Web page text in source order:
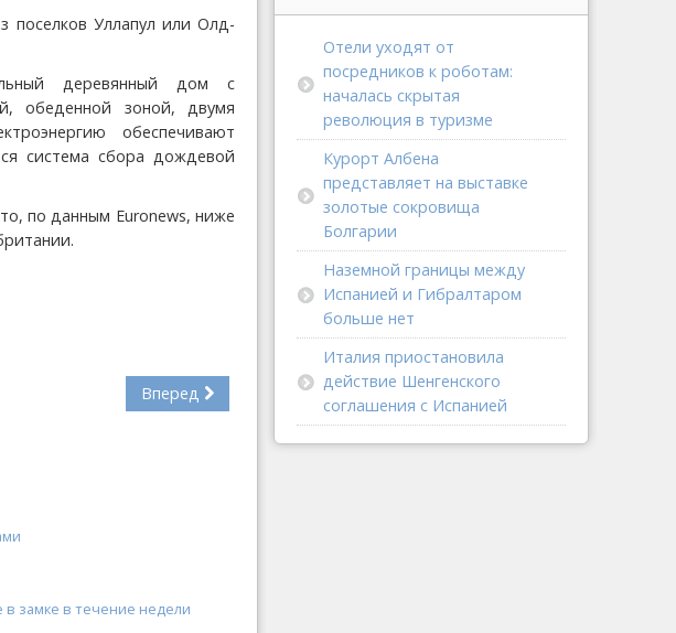
Уллапул или Олд-
деревянный дом с
обеденной зоной, двумя
обеспечивают
система сбора дождевой
по данным Euronews, ниже
Вперед
в замке в течение недели
Отели уходят от
посредников к роботам:
началась скрытая
революция в туризме
Курорт Албена
представляет на выставке
золотые сокровища
Болгарии
Наземной границы между
Испанией и Гибралтаром
больше нет
Италия приостановила
действие Шенгенского
соглашения с Испанией